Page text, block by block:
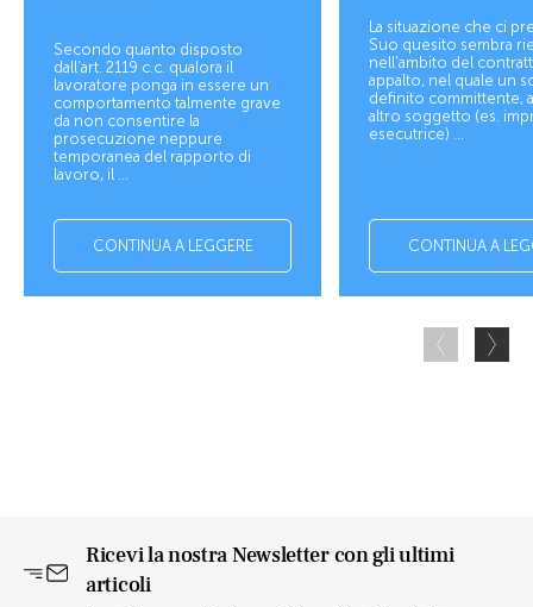
Secondo quanto disposto
dall’art. 2119 c.c. qualora il
lavoratore ponga in essere un
comportamento talmente grave
da non consentire la
prosecuzione neppure
temporanea del rapporto di
lavoro, il ...
CONTINUA A LEGGERE
La situazione che ci
Suo quesito sembra
nell'ambito del
appalto, nel quale un
definito committente,
altro soggetto (es.
esecutrice) ...
CONTINUA A
Ricevi la nostra Newsletter con gli ultimi
articoli